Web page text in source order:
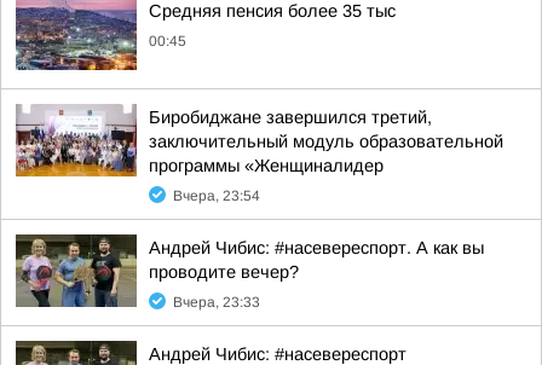
Средняя пенсия более 35 тыс
00:45
Биробиджане завершился третий,
заключительный модуль образовательной
программы «Женщиналидер
Вчера, 23:54
Андрей Чибис: #насевереспорт. А как вы
проводите вечер?
Вчера, 23:33
Андрей Чибис: #насевереспорт